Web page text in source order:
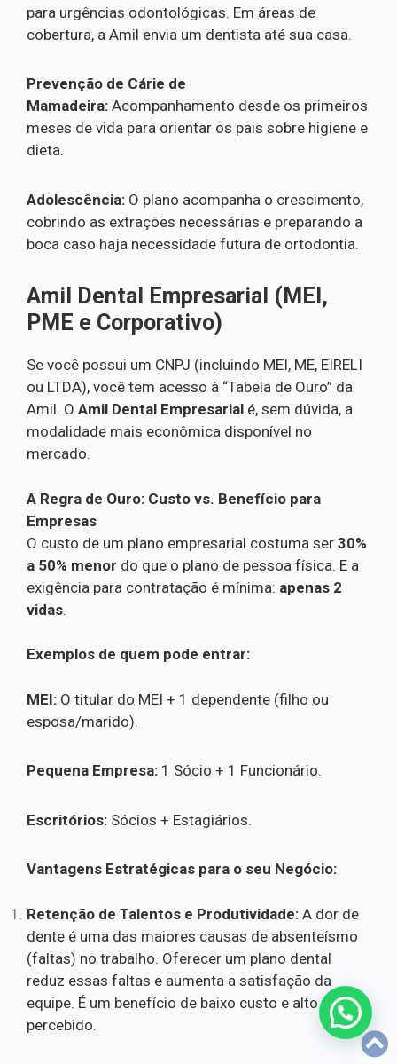
para urgências odontológicas. Em áreas de
cobertura, a Amil envia um dentista até sua casa.
Prevenção de Cárie de
Mamadeira: Acompanhamento desde os primeiros
meses de vida para orientar os pais sobre higiene e
dieta.
Adolescência: O plano acompanha o crescimento,
cobrindo as extrações necessárias e preparando a
boca caso haja necessidade futura de ortodontia.
Amil Dental Empresarial (MEI,
PME e Corporativo)
Se você possui um CNPJ (incluindo MEI, ME, EIRELI
ou LTDA), você tem acesso à “Tabela de Ouro” da
Amil. O Amil Dental Empresarial é, sem dúvida, a
modalidade mais econômica disponível no
mercado.
A Regra de Ouro: Custo vs. Benefício para
Empresas
O custo de um plano empresarial costuma ser 30%
a 50% menor do que o plano de pessoa física. E a
exigência para contratação é mínima: apenas 2
vidas.
Exemplos de quem pode entrar:
MEI: O titular do MEI + 1 dependente (filho ou
esposa/marido).
Pequena Empresa: 1 Sócio + 1 Funcionário.
Escritórios: Sócios + Estagiários.
Vantagens Estratégicas para o seu Negócio:
Retenção de Talentos e Produtividade: A dor de
dente é uma das maiores causas de absenteísmo
(faltas) no trabalho. Oferecer um plano dental
reduz essas faltas e aumenta a satisfação da
equipe. É um benefício de baixo custo e alto valor
percebido.